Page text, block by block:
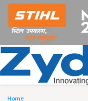
Home